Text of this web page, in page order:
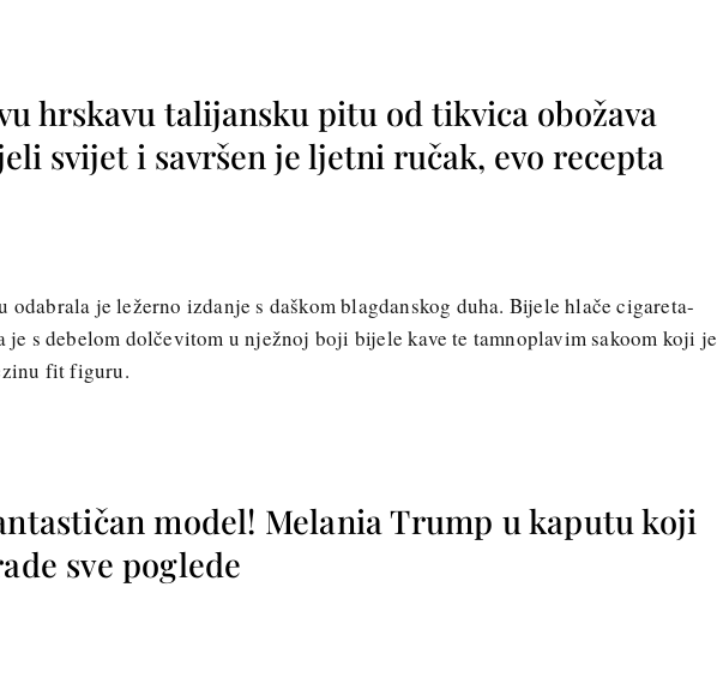
hrskavu talijansku pitu od tikvica obožava
svijet i savršen je ljetni ručak, evo recepta
odabrala je ležerno izdanje s daškom blagdanskog duha. Bijele hlače cigareta-
je s debelom dolčevitom u nježnoj boji bijele kave te tamnoplavim sakoom koji je
fit figuru.
model! Melania Trump u kaputu koji
sve poglede